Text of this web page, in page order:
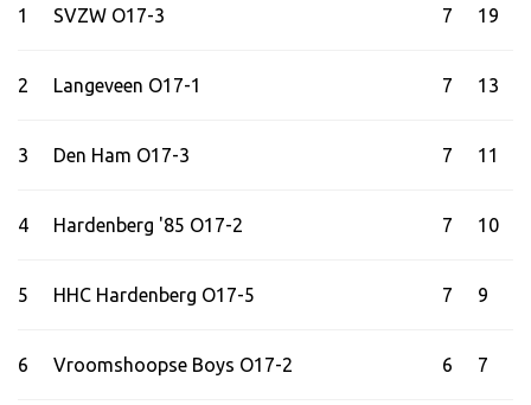
1 SVZW O17-3 7 19
2 Langeveen O17-1 7 13
3 Den Ham O17-3 7 11
4 Hardenberg '85 O17-2 7 10
5 HHC Hardenberg O17-5 7 9
6 Vroomshoopse Boys O17-2 6 7